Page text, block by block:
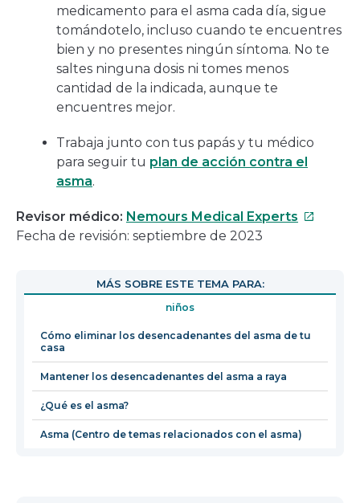
medicamento para el asma cada día, sigue
tomándotelo, incluso cuando te encuentres
bien y no presentes ningún síntoma. No te
saltes ninguna dosis ni tomes menos
cantidad de la indicada, aunque te
encuentres mejor.
Trabaja junto con tus papás y tu médico
para seguir tu plan de acción contra el
asma.
Revisor médico: Nemours Medical Experts Este
en
nueva
Fecha de revisión: septiembre de 2023
MÁS SOBRE ESTE TEMA PARA:
niños
Cómo eliminar los desencadenantes del asma de tu
casa
Mantener los desencadenantes del asma a raya
¿Qué es el asma?
Asma (Centro de temas relacionados con el asma)